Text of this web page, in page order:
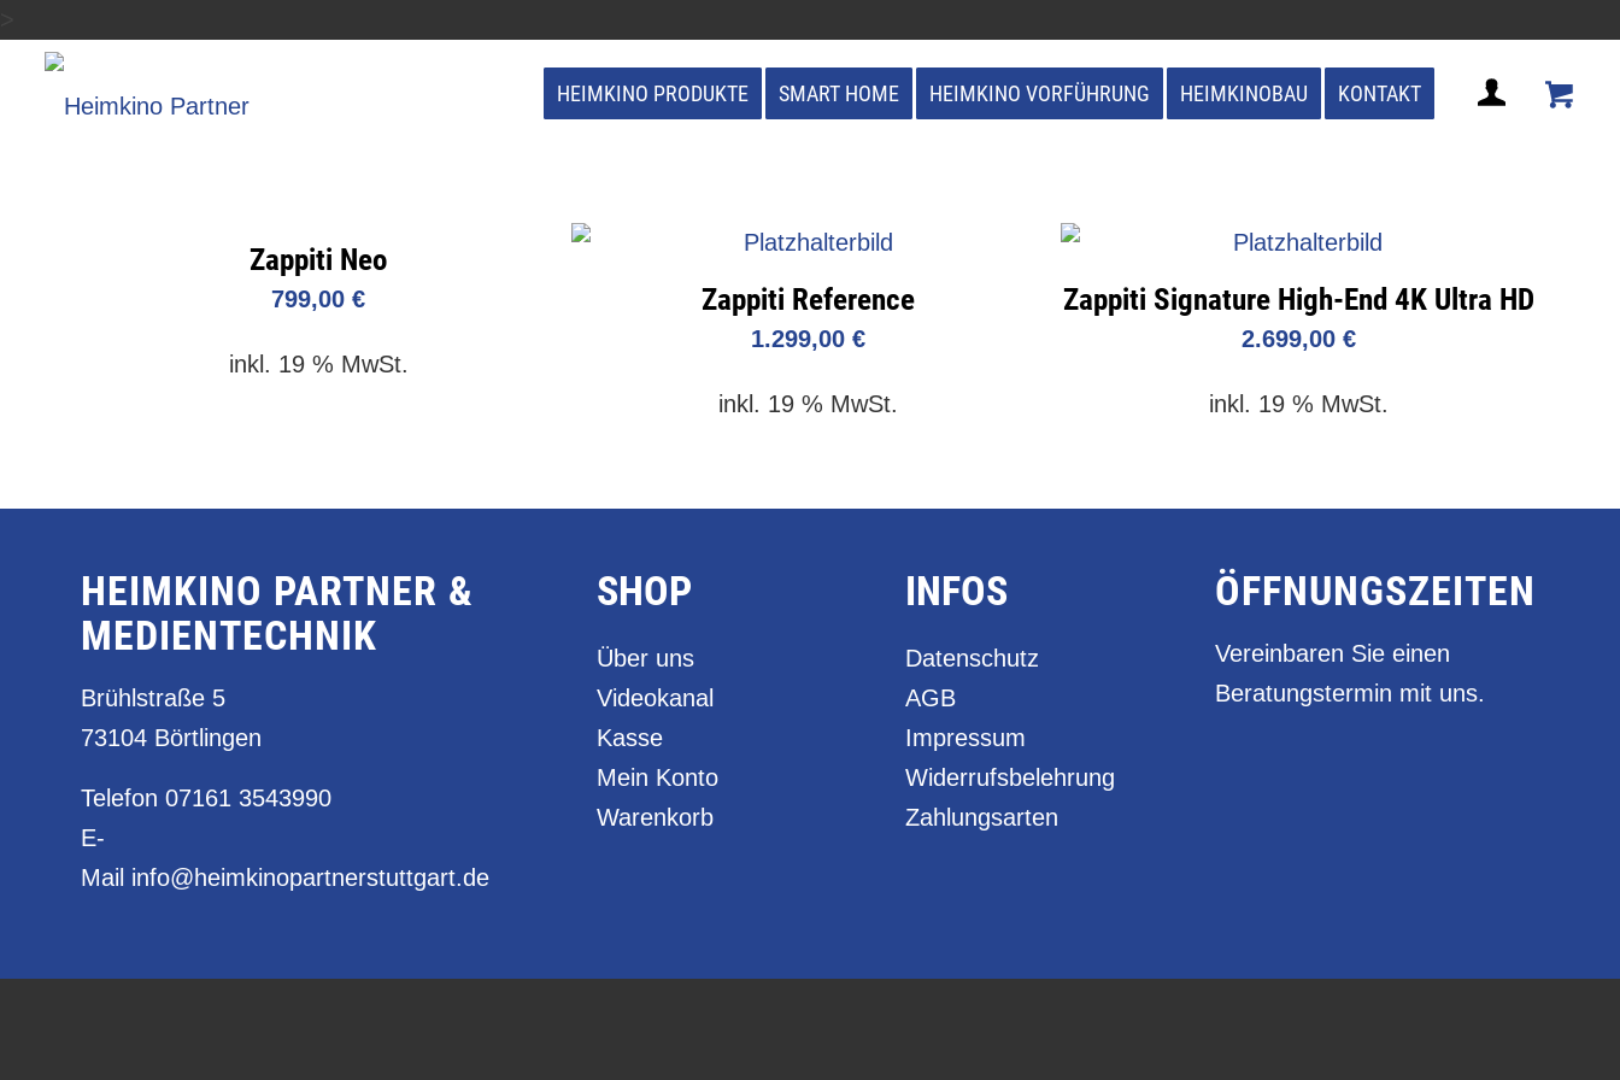
HEIMKINO PRODUKTE SMART HOME HEIMKINO VORFÜHRUNG HEIMKINOBAU KONTAKT
Zappiti Neo
799,00€
inkl. 19 % MwSt.
Zappiti Reference
1.299,00€
inkl. 19 % MwSt.
Zappiti Signature High-End 4K Ultra HD
2.699,00 €
inkl. 19 % MwSt.
HEIMKINO PARTNER &
MEDIENTECHNIK
Brühlstraße 5
73104 Börtlingen
Telefon 07161 3543990
E-
Mail info@heimkinopartnerstuttgart.de
SHOP
Über uns
Videokanal
Kasse
Mein Konto
Warenkorb
INFOS
Datenschutz
AGB
Impressum
Widerrufsbelehrung
Zahlungsarten
ÖFFNUNGSZEITEN
Vereinbaren Sie einen
Beratungstermin mit uns.